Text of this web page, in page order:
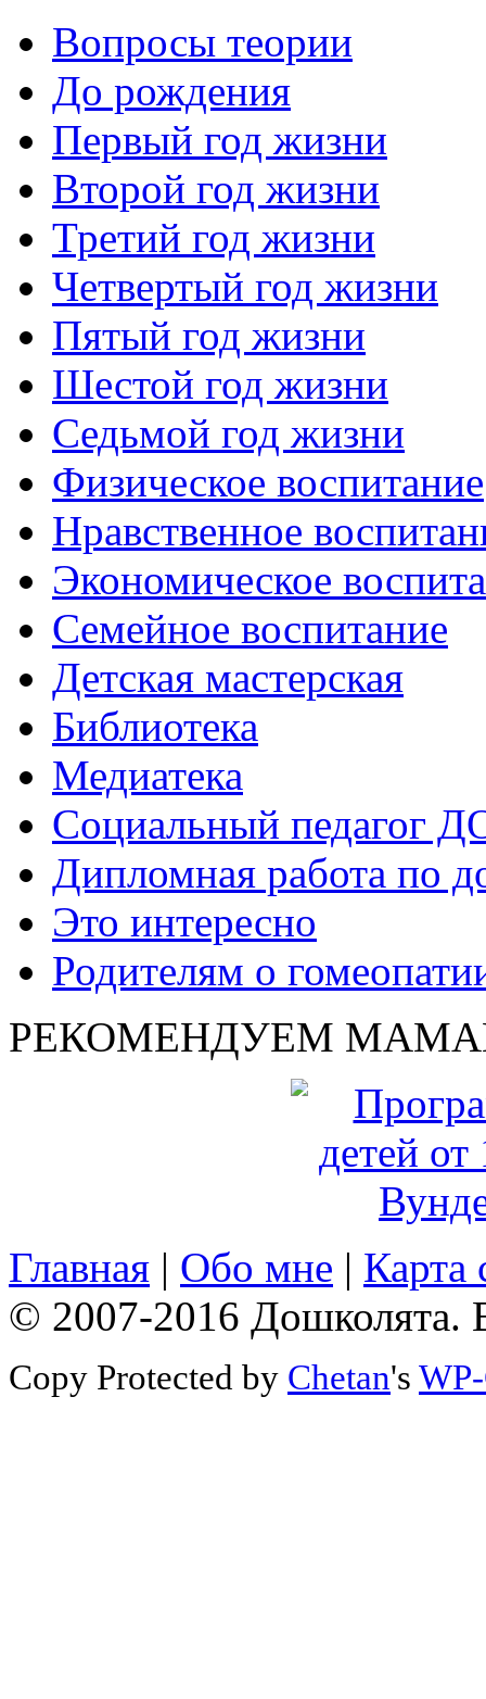
Вопросы теории
До рождения
Первый год жизни
Второй год жизни
Третий год жизни
Четвертый год жизни
Пятый год жизни
Шестой год жизни
Седьмой год жизни
Физическое воспитание
Нравственное
Экономическое
Семейное воспитание
Детская мастерская
Библиотека
Медиатека
Социальный педагог
Дипломная работа по
Это интересно
Родителям о
РЕКОМЕНДУЕМ
Главная | Обо мне | Карта
© 2007-2016 Дошколята.
Copy Protected by Chetan's